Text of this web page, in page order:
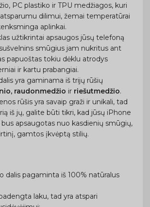
PC plastiko ir TPU medžiagos, kuri
dilimui, žemai temperatūrai
aplinkai.
užtikrintai apsaugos jūsų telefoną
smūgius jam nukritus ant
papuoštas tokiu dėklu atrodys
ir kartu prabangiai.
yra gaminama iš trijų rūšių
raudonmedžio ir riešutmedžio.
rūšis yra savaip graži ir unikali, tad
iš jų, galite būti tikri, kad jūsų iPhone
apsaugotas nuo kasdienių smūgių,
gamtos įkvėptą stilių.
dalis pagaminta iš 100% natūralus
laku, tad yra atspari